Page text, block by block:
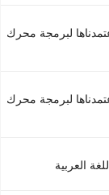
لبرمجة محرك
لبرمجة محرك
العربية